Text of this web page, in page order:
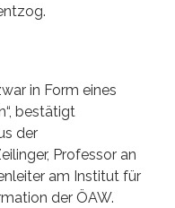
in Form eines
bestätigt
der
Professor an
am Institut für
der ÖAW.